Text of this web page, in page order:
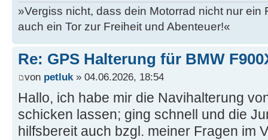
»Vergiss nicht, dass dein Motorrad nicht nur
auch ein Tor zur Freiheit und Abenteuer!«
Re: GPS Halterung für BMW
von petluk » 04.06.2026, 18:54
Hallo, ich habe mir die Navihalterung
schicken lassen; ging schnell und die
hilfsbereit auch bzgl. meiner Fragen im